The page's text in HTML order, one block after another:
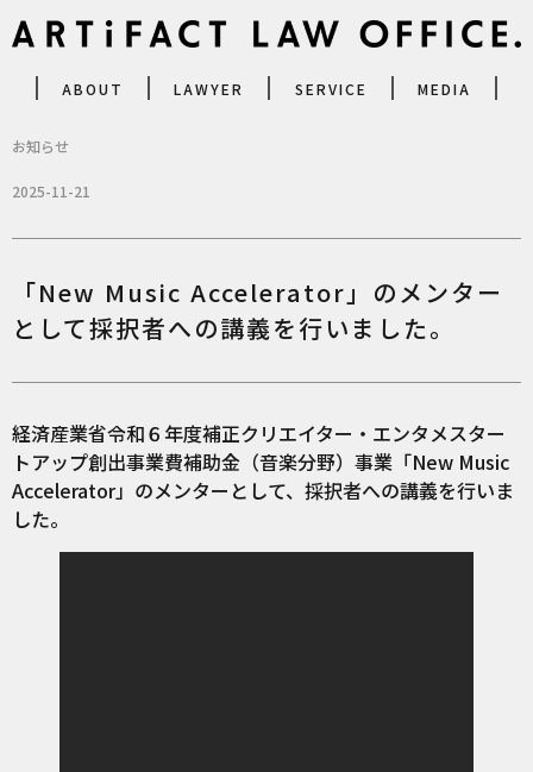
ABOUT LAWYER SERVICE MEDIA
お知らせ
2025-11-21
「New Music Accelerator」のメンター
として採択者への講義を行いました。
経済産業省令和６年度補正クリエイター・エンタメスター
トアップ創出事業費補助金（音楽分野）事業「New Music
Accelerator」のメンターとして、採択者への講義を行いま
した。